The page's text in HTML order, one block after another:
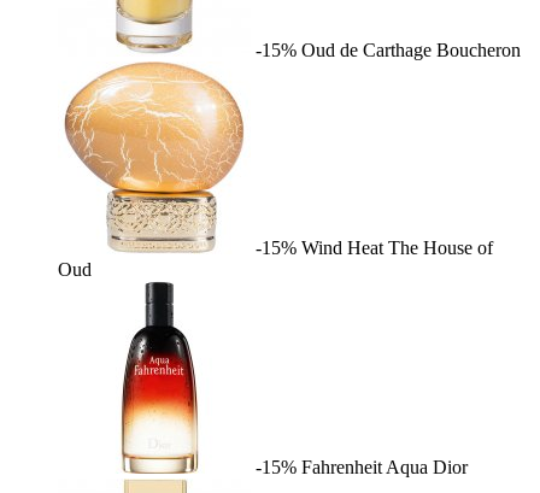
-15% Oud de Carthage Boucheron
-15% Wind Heat The House of
Oud
-15% Fahrenheit Aqua Dior